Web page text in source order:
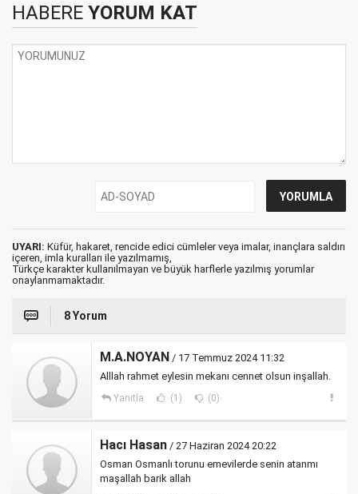
HABERE YORUM KAT
UYARI: Küfür, hakaret, rencide edici cümleler veya imalar, inançlara saldırı
içeren, imla kuralları ile yazılmamış,
Türkçe karakter kullanılmayan ve büyük harflerle yazılmış yorumlar
onaylanmamaktadır.
8 Yorum
M.A.NOYAN / 17 Temmuz 2024 11:32
Alllah rahmet eylesin mekanı cennet olsun inşallah.
Yanıtla (1) (0)
Hacı Hasan / 27 Haziran 2024 20:22
Osman Osmanlı torunu emevilerde senin atanmı
maşallah barik allah